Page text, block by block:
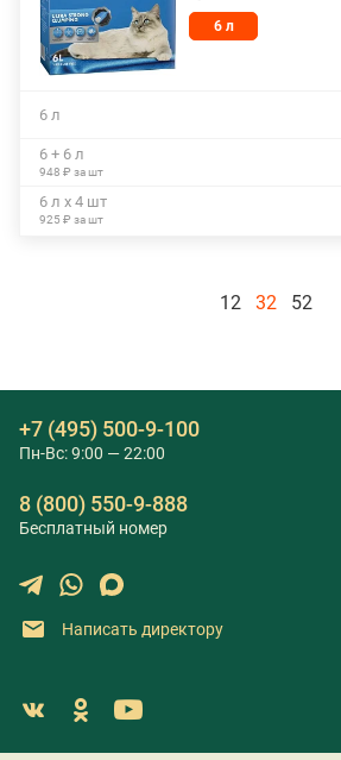
В MagiZOO можно выбрать
вашей кошки. Для удобства
Узнать условия доставки или
6 л
6 л
6 + 6 л
948 ₽ за шт
6 л х 4 шт
925 ₽ за шт
12 32 52
+7 (495) 500-9-100
Пн-Вс: 9:00 — 22:00
8 (800) 550-9-888
Бесплатный номер
Написать директору